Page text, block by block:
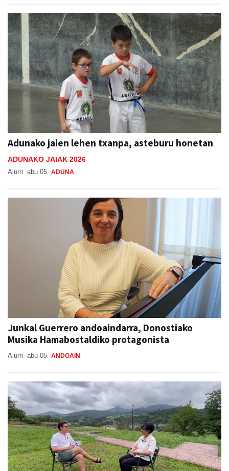
Adunako jaien lehen txanpa, asteburu honetan
ADUNAKO JAIAK 2026
Aiurri abu 05 ADUNA
Junkal Guerrero andoaindarra, Donostiako
Musika Hamabostaldiko protagonista
Aiurri abu 05 ANDOAIN